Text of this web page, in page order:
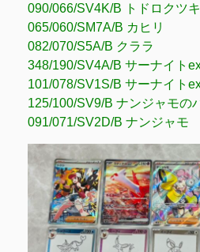
090/066/SV4K/B トドロクツ
065/060/SM7A/B カヒリ
082/070/S5A/B クララ
348/190/SV4A/B サーナイト
101/078/SV1S/B サーナイト
125/100/SV9/B ナンジャモの
091/071/SV2D/B ナンジャモ